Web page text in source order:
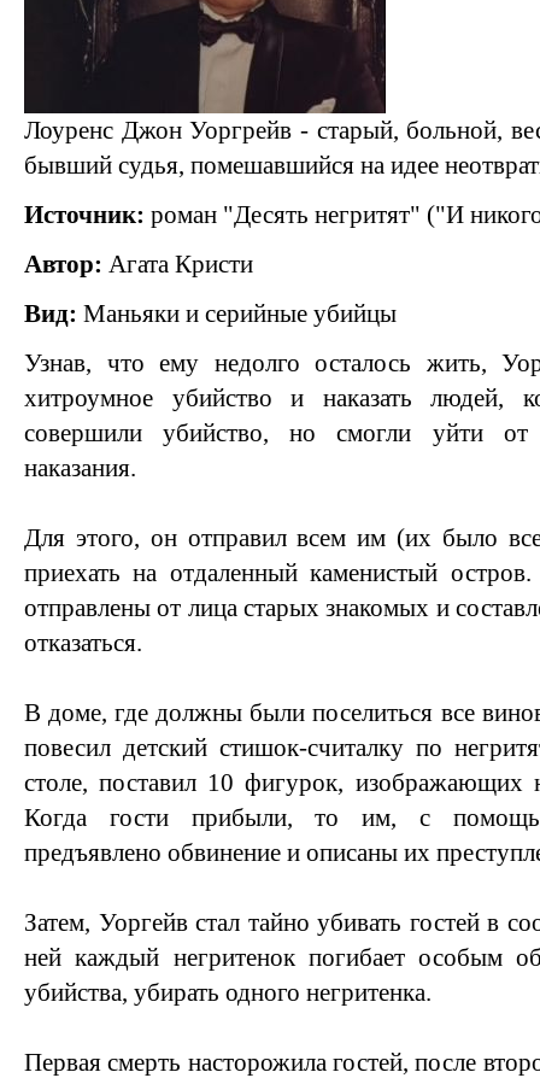
Лоуренс Джон Уоргрейв - старый, больной,
бывший судья, помешавшийся на идее
Источник: роман "Десять негритят" ("И
Автор: Агата Кристи
Вид: Маньяки и серийные убийцы
Узнав, что ему недолго осталось жить,
хитроумное убийство и наказать людей,
совершили убийство, но смогли уйти от
наказания.
Для этого, он отправил всем им (их было
приехать на отдаленный каменистый
отправлены от лица старых знакомых и
отказаться.
В доме, где должны были поселиться все
повесил детский стишок-считалку по
столе, поставил 10 фигурок, изображающих
Когда гости прибыли, то им, с
предъявлено обвинение и описаны их
Затем, Уоргейв стал тайно убивать гостей в
ней каждый негритенок погибает особым
убийства, убирать одного негритенка.
Первая смерть насторожила гостей, после